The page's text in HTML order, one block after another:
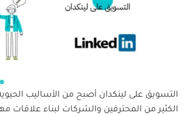
التسويق على لينكدان أصبح من الأساليب
الكثير من المحترفين والشركات لبناء علاقات